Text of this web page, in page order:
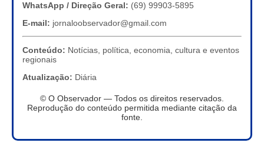
WhatsApp / Direção Geral: (69) 99903-5895
E-mail: jornaloobservador@gmail.com
Conteúdo: Notícias, política, economia, cultura e eventos
regionais
Atualização: Diária
© O Observador — Todos os direitos reservados.
Reprodução do conteúdo permitida mediante citação da
fonte.